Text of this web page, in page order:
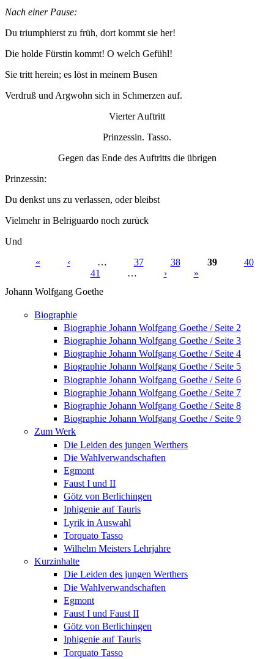
Nach einer Pause:
Du triumphierst zu früh, dort kommt sie her!
Die holde Fürstin kommt! O welch Gefühl!
Sie tritt herein; es löst in meinem Busen
Verdruß und Argwohn sich in Schmerzen auf.
Vierter Auftritt
Prinzessin. Tasso.
Gegen das Ende des Auftritts die übrigen
Prinzessin:
Du denkst uns zu verlassen, oder bleibst
Vielmehr in Belriguardo noch zurück
Und
« ‹ … 37 38 39
40
41
… ›
»
Johann Wolfgang Goethe
Biographie
Biographie Johann Wolfgang Goethe / Seite 2
Biographie Johann Wolfgang Goethe / Seite 3
Biographie Johann Wolfgang Goethe / Seite 4
Biographie Johann Wolfgang Goethe / Seite 5
Biographie Johann Wolfgang Goethe / Seite 6
Biographie Johann Wolfgang Goethe / Seite 7
Biographie Johann Wolfgang Goethe / Seite 8
Biographie Johann Wolfgang Goethe / Seite 9
Zum Werk
Die Leiden des jungen Werthers
Die Wahlverwandschaften
Egmont
Faust I und II
Götz von Berlichingen
Iphigenie auf Tauris
Lyrik in Auswahl
Torquato Tasso
Wilhelm Meisters Lehrjahre
Kurzinhalte
Die Leiden des jungen Werthers
Die Wahlverwandschaften
Egmont
Faust I und Faust II
Götz von Berlichingen
Iphigenie auf Tauris
Torquato Tasso